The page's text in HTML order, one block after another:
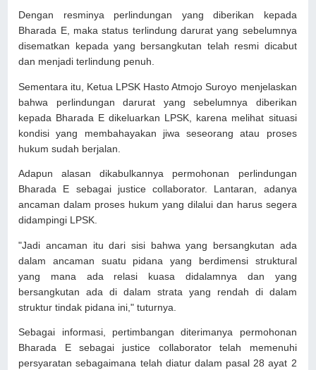
Dengan resminya perlindungan yang diberikan kepada
Bharada E, maka status terlindung darurat yang sebelumnya
disematkan kepada yang bersangkutan telah resmi dicabut
dan menjadi terlindung penuh.
Sementara itu, Ketua LPSK Hasto Atmojo Suroyo menjelaskan
bahwa perlindungan darurat yang sebelumnya diberikan
kepada Bharada E dikeluarkan LPSK, karena melihat situasi
kondisi yang membahayakan jiwa seseorang atau proses
hukum sudah berjalan.
Adapun alasan dikabulkannya permohonan perlindungan
Bharada E sebagai justice collaborator. Lantaran, adanya
ancaman dalam proses hukum yang dilalui dan harus segera
didampingi LPSK.
"Jadi ancaman itu dari sisi bahwa yang bersangkutan ada
dalam ancaman suatu pidana yang berdimensi struktural
yang mana ada relasi kuasa didalamnya dan yang
bersangkutan ada di dalam strata yang rendah di dalam
struktur tindak pidana ini," tuturnya.
Sebagai informasi, pertimbangan diterimanya permohonan
Bharada E sebagai justice collaborator telah memenuhi
persyaratan sebagaimana telah diatur dalam pasal 28 ayat 2